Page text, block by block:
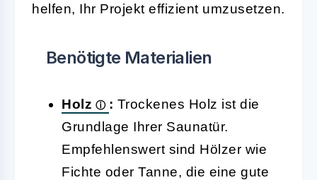
helfen, Ihr Projekt effizient umzusetzen.
Benötigte Materialien
Holz : Trockenes Holz ist die
Grundlage Ihrer Saunatür.
Empfehlenswert sind Hölzer wie
Fichte oder Tanne, die eine gute